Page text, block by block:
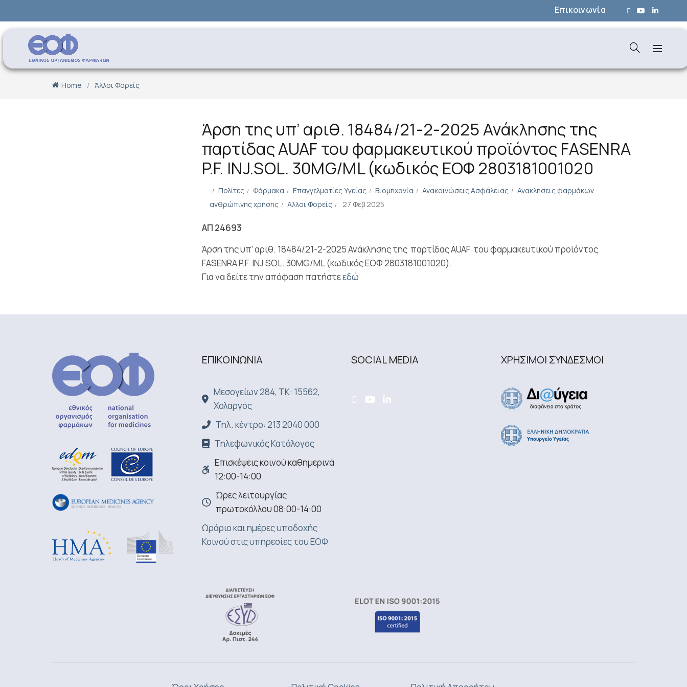
Επικοινωνία
Home Άλλοι Φορείς
Άρση της υπ’ αριθ. 18484/21-2-2025 Ανάκλησης της
παρτίδας AUAF του φαρμακευτικού προϊόντος FASENRA
P.F. INJ.SOL. 30MG/ML (κωδικός ΕΟΦ 2803181001020
Πολίτες Φάρμακα Επαγγελματίες Υγείας Βιομηχανία Ανακοινώσεις Ασφάλειας
Ανακλήσεις φαρμάκων
ανθρώπινης χρήσης
Άλλοι Φορείς 27 Φεβ 2025
ΑΠ 24693
Άρση της υπ’ αριθ. 18484/21-2-2025 Ανάκλησης της παρτίδας AUAF του φαρμακευτικού προϊόντος
FASENRA P.F. INJ.SOL. 30MG/ML (κωδικός ΕΟΦ 2803181001020).
Για να δείτε την απόφαση πατήστεεδώ
ΕΠΙΚΟΙΝΩΝΙA
Μεσογείων 284, ΤΚ: 15562,
Χολαργός
Τηλ. κέντρο: 213 2040 000
Τηλεφωνικός Κατάλογος
Επισκέψεις κοινού καθημερινά
12:00-14:00
Ώρες λειτουργίας
πρωτοκόλλου 08:00-14:00
Ωράριο και ημέρες υποδοχής
Κοινού στις υπηρεσίες του ΕΟΦ
SOCIAL MEDIA ΧΡΗΣΙΜΟΙ ΣΥΝΔΕΣΜΟΙ